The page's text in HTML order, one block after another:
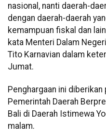
nasional, nanti daerah-
dengan daerah-daerah
kemampuan fiskal dan
kata Menteri Dalam
Tito Karnavian dalam
Jumat.
Penghargaan ini
Pemerintah Daerah
Bali di Daerah Istimewa
malam.